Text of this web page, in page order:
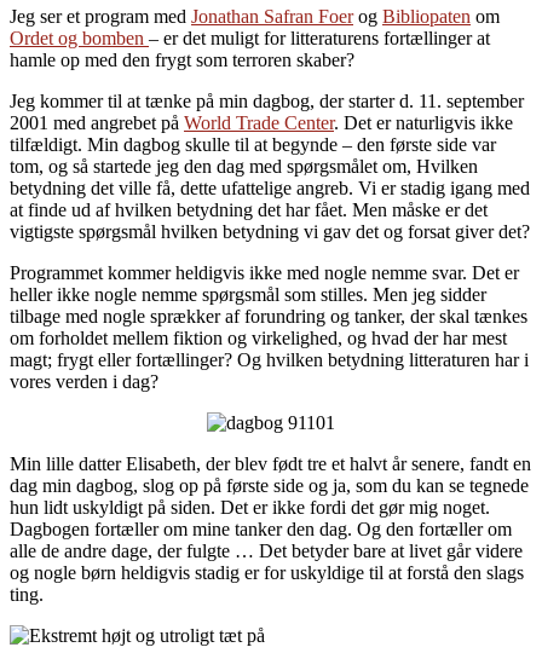
Jeg ser et program med Jonathan Safran Foerog Bibliopaten om
Ordet og bomben – er det muligt for litteraturens fortællinger at
hamle op med den frygt som terroren skaber?
Jeg kommer til at tænke på min dagbog, der starter d. 11. september
2001 med angrebet på World Trade Center. Det er naturligvis ikke
tilfældigt. Min dagbog skulle til at begynde – den første side var
tom, og så startede jeg den dag med spørgsmålet om, Hvilken
betydning det ville få, dette ufattelige angreb. Vi er stadig igang med
at finde ud af hvilken betydning det har fået. Men måske er det
vigtigste spørgsmål hvilken betydning vi gav det og forsat giver det?
Programmet kommer heldigvis ikke med nogle nemme svar. Det er
heller ikke nogle nemme spørgsmål som stilles. Men jeg sidder
tilbage med nogle sprækker af forundring og tanker, der skal tænkes
om forholdet mellem fiktion og virkelighed, og hvad der har mest
magt; frygt eller fortællinger? Og hvilken betydning litteraturen har i
vores verden i dag?
Min lille datter Elisabeth, der blev født tre et halvt år senere, fandt en
dag min dagbog, slog op på første side og ja, som du kan se tegnede
hun lidt uskyldigt på siden. Det er ikke fordi det gør mig noget.
Dagbogen fortæller om mine tanker den dag. Og den fortæller om
alle de andre dage, der fulgte … Det betyder bare at livet går videre
og nogle børn heldigvis stadig er for uskyldige til at forstå den slags
ting.